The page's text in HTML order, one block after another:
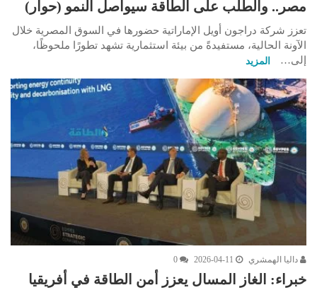
مصر.. والطلب على الطاقة سيواصل النمو (حوار)
تعزز شركة دراجون أويل الإماراتية حضورها في السوق المصرية خلال
الآونة الحالية، مستفيدةً من بيئة استثمارية تشهد تطورًا ملحوظًا،
إلى…
المزيد
داليا الهمشري 2026-04-11
0
خبراء: الغاز المسال يعزز أمن الطاقة في أفريقيا